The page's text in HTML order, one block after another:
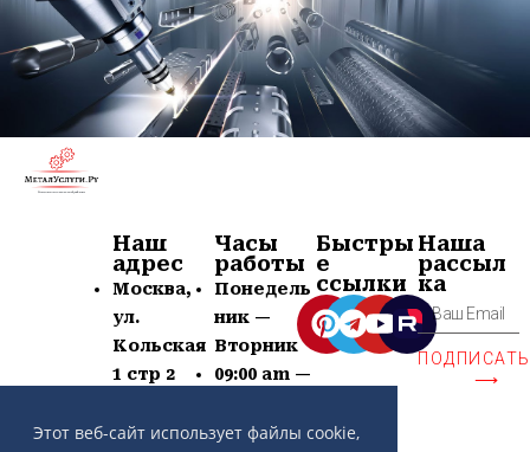
Этот веб-сайт использует файлы cookie,
Наш
адрес
Москва,
ул.
Кольская
1 стр 2
639-60-77
Часы
работы
Понедель
ник —
Вторник
09:00 am —
Суб —
Быстры
е
ссылки
Наша
рассыл
ка
⟶